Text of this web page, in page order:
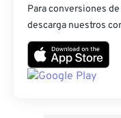
Para conversiones
descarga nuestros